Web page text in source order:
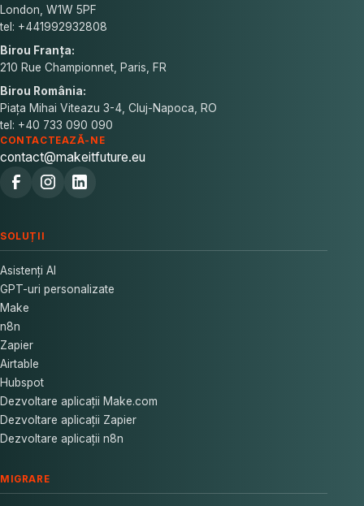
London, W1W 5PF
tel: +441992932808
Birou Franța:
210 Rue Championnet, Paris, FR
Birou România:
Piața Mihai Viteazu 3-4, Cluj-Napoca, RO
tel: +40 733 090 090
CONTACTEAZĂ-NE
contact@makeitfuture.eu
SOLUȚII
Asistenți AI
GPT-uri personalizate
Make
n8n
Zapier
Airtable
Hubspot
Dezvoltare aplicații Make.com
Dezvoltare aplicații Zapier
Dezvoltare aplicații n8n
MIGRARE